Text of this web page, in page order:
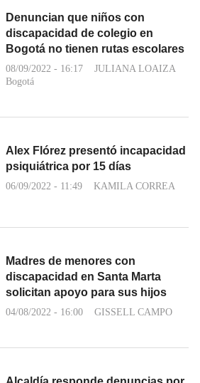
Denuncian que niños con
discapacidad de colegio en
Bogotá no tienen rutas escolares
08/09/2022 - 16:17
JULIANA LOAIZA
Bogotá
Alex Flórez presentó incapacidad
psiquiátrica por 15 días
06/09/2022 - 11:49 KAMILA CORREA
Madres de menores con
discapacidad en Santa Marta
solicitan apoyo para sus hijos
04/08/2022 - 16:00 GISSELL CAMPO